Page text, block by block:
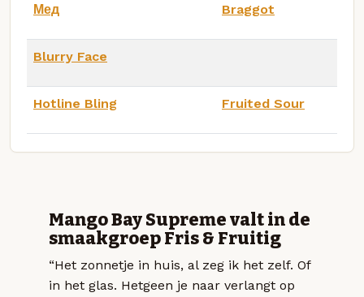
Мед Braggot
Blurry Face
Hotline Bling Fruited Sour
Mango Bay Supreme valt in de
smaakgroep Fris & Fruitig
“Het zonnetje in huis, al zeg ik het zelf. Of
in het glas. Hetgeen je naar verlangt op